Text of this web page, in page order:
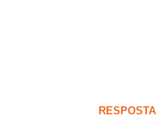
RESPOSTA